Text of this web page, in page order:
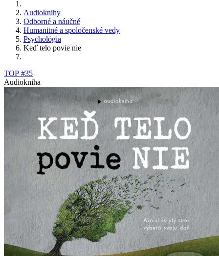
Audioknihy
Odborné a náučné
Humanitné a spoločenské vedy
Psychológia
Keď telo povie nie
TOP #35
Audiokniha